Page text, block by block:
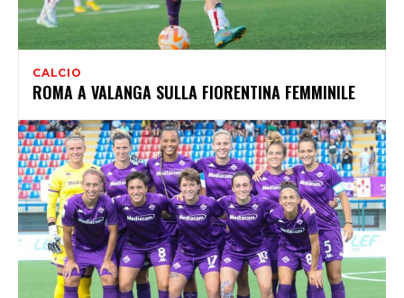
CALCIO
ROMA A VALANGA SULLA FIORENTINA FEMMINILE